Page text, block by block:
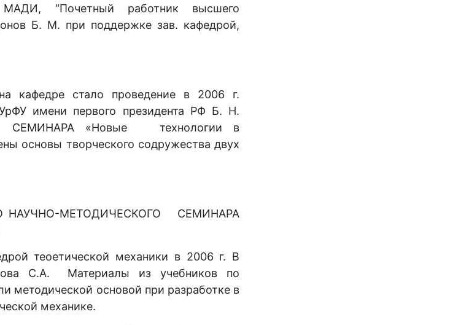
“Почетный работник высшего
Б. М. при поддержке зав. кафедрой,
кафедре стало проведение в 2006 г.
имени первого президента РФ Б. Н.
СЕМИНАРА «Новые технологии в
основы творческого содружества двух
НАУЧНО-МЕТОДИЧЕСКОГО СЕМИНАРА
теоетической механики в 2006 г. В
С.А. Материалы из учебников по
методической основой при разработке в
механике.